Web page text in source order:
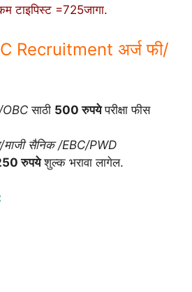
टाइपिस्ट =725जागा.
Recruitment अर्ज फी/
OBC साठी 500 रुपयेपरीक्षा फीस
माजी सैनिक /EBC/PWD
रुपयेशुल्क भरावा लागेल.